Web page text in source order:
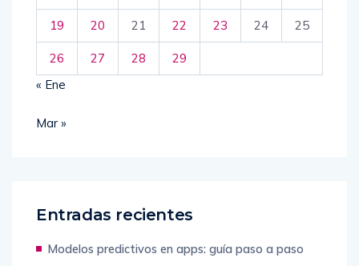
12 13 14 15 16 17 18
19 20 21 22 23 24 25
26 27 28
29